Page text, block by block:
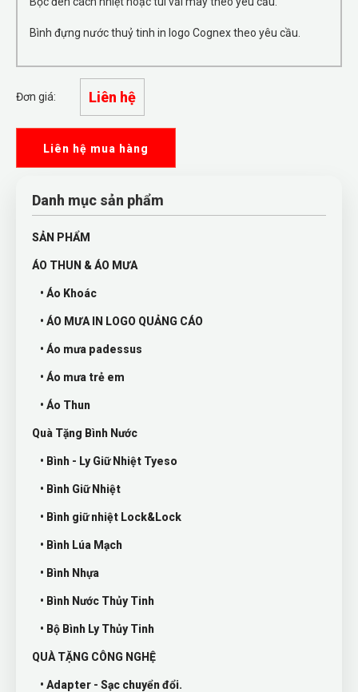
Bình đựng nước thuỷ tinh in logo Cognex theo yêu cầu.
Đơn giá: Liên hệ
Liên hệ mua hàng
Danh mục sản phẩm
SẢN PHẨM
ÁO THUN & ÁO MƯA
• Áo Khoác
• ÁO MƯA IN LOGO QUẢNG CÁO
• Áo mưa padessus
• Áo mưa trẻ em
• Áo Thun
Quà Tặng Bình Nước
• Bình - Ly Giữ Nhiệt Tyeso
• Bình Giữ Nhiệt
• Bình giữ nhiệt Lock&Lock
• Bình Lúa Mạch
• Bình Nhựa
• Bình Nước Thủy Tinh
• Bộ Bình Ly Thủy Tinh
QUÀ TẶNG CÔNG NGHỆ
• Adapter - Sạc chuyển đổi.